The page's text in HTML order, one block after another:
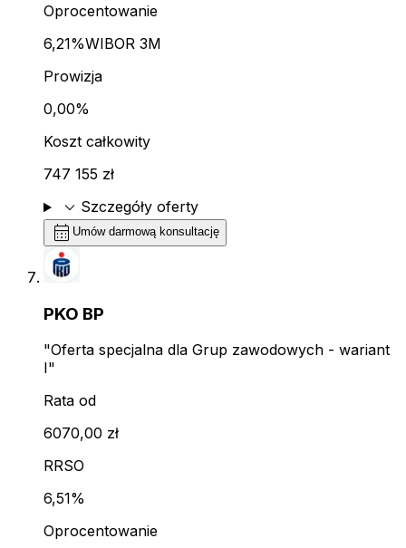
Oprocentowanie
6,21%WIBOR 3M
Prowizja
0,00%
Koszt całkowity
747 155 zł
expand_more Szczegóły oferty
calendar_month Umów darmową konsultację
PKO BP
"Oferta specjalna dla Grup zawodowych - wariant
I"
Rata od
6070,00 zł
RRSO
6,51%
Oprocentowanie